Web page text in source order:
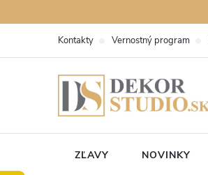
na
Kontakty Vernostný program
ZĽAVY NOVINKY